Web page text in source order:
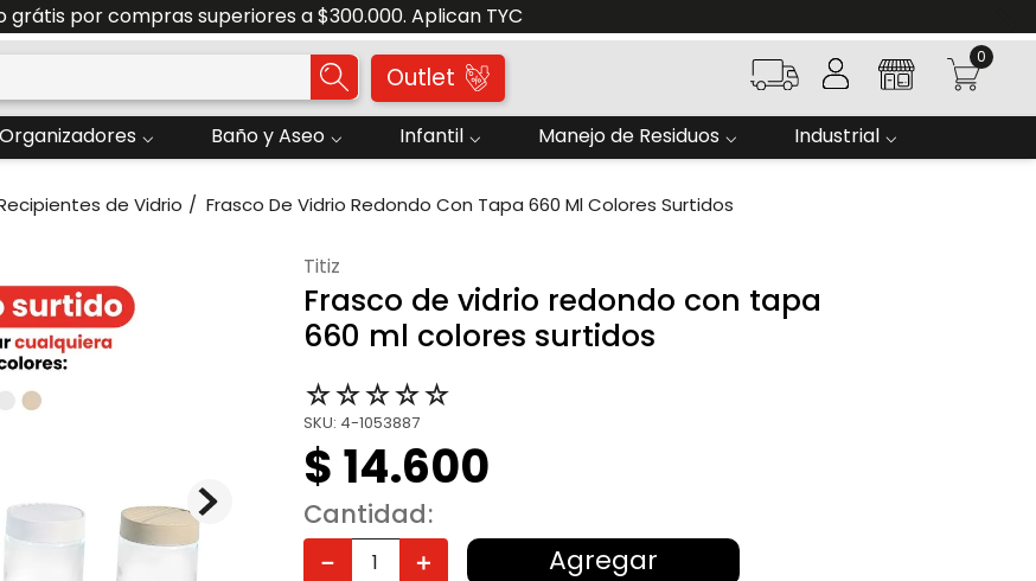
grátis por compras superiores a $300.000. Aplican TYC
Outlet
0
Baño y Aseo Infantil Manejo de Residuos Industrial
de Vidrio Frasco De Vidrio Redondo Con Tapa 660 Ml Colores Surtidos
titiz
Frasco de vidrio redondo con tapa
660 ml colores surtidos
☆☆☆☆☆
SKU: 4-1053887
$ 14.600
Cantidad
＋
－ Agregar